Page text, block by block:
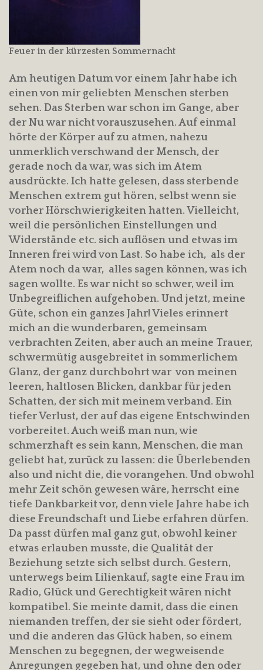
Feuer in der kürzesten Sommernacht
Am heutigen Datum vor einem Jahr habe ich
einen von mir geliebten Menschen sterben
sehen. Das Sterben war schon im Gange, aber
der Nu war nicht vorauszusehen. Auf einmal
hörte der Körper auf zu atmen, nahezu
unmerklich verschwand der Mensch, der
gerade noch da war, was sich im Atem
ausdrückte. Ich hatte gelesen, dass sterbende
Menschen extrem gut hören, selbst wenn sie
vorher Hörschwierigkeiten hatten. Vielleicht,
weil die persönlichen Einstellungen und
Widerstände etc. sich auflösen und etwas im
Inneren frei wird von Last. So habe ich, als der
Atem noch da war, alles sagen können, was ich
sagen wollte. Es war nicht so schwer, weil im
Unbegreiflichen aufgehoben. Und jetzt, meine
Güte, schon ein ganzes Jahr! Vieles erinnert
mich an die wunderbaren, gemeinsam
verbrachten Zeiten, aber auch an meine Trauer,
schwermütig ausgebreitet in sommerlichem
Glanz, der ganz durchbohrt war von meinen
leeren, haltlosen Blicken, dankbar für jeden
Schatten, der sich mit meinem verband. Ein
tiefer Verlust, der auf das eigene Entschwinden
vorbereitet. Auch weiß man nun, wie
schmerzhaft es sein kann, Menschen, die man
geliebt hat, zurück zu lassen: die Überlebenden
also und nicht die, die vorangehen. Und obwohl
mehr Zeit schön gewesen wäre, herrscht eine
tiefe Dankbarkeit vor, denn viele Jahre habe ich
diese Freundschaft und Liebe erfahren dürfen.
Da passt dürfen mal ganz gut, obwohl keiner
etwas erlauben musste, die Qualität der
Beziehung setzte sich selbst durch. Gestern,
unterwegs beim Lilienkauf, sagte eine Frau im
Radio, Glück und Gerechtigkeit wären nicht
kompatibel. Sie meinte damit, dass die einen
niemanden treffen, der sie sieht oder fördert,
und die anderen das Glück haben, so einem
Menschen zu begegnen, der wegweisende
Anregungen gegeben hat, und ohne den oder